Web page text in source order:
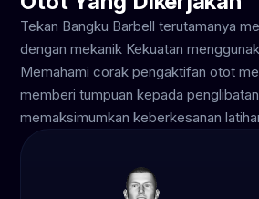
Tekan Bangku Barbell terutamanya
dengan mekanik Kekuatan
Memahami corak pengaktifan otot
memberi tumpuan kepada
memaksimumkan keberkesanan